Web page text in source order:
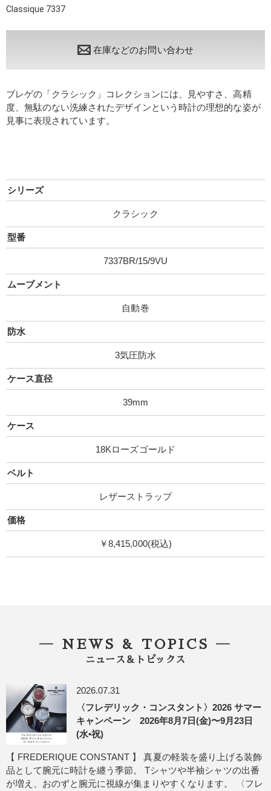
Classique 7337
在庫などのお問い合わせ
ブレゲの「クラシック」コレクションには、見やすさ、高精
度、無駄のない洗練されたデザインという時計の理想的な姿が
見事に表現されています。
シリーズ
クラシック
型番
7337BR/15/9VU
ムーブメント
自動巻
防水
3気圧防水
ケース直径
39mm
ケース
18Kローズゴールド
ベルト
レザーストラップ
価格
￥8,415,000(税込)
― NEWS & TOPICS ―
ニュース＆トピックス
2026.07.31
〈フレデリック・コンスタント〉2026 サマー
キャンペーン 2026年8月7日(金)〜9月23日
(水•祝)
【 FREDERIQUE CONSTANT 】 真夏の軽装を盛り上げる装飾
品として腕元に時計を纏う季節。 Tシャツや半袖シャツの出番
が増え、おのずと腕元に視線が集まりやすくなります。 〈フレ